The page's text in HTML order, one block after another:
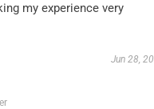
my experience very
Jun 28,